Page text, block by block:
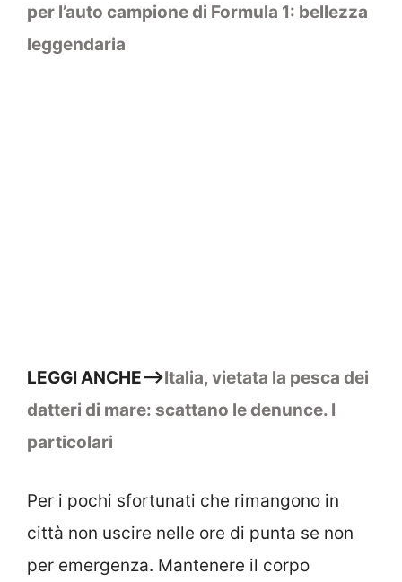
per l’auto campione di Formula 1: bellezza
leggendaria
LEGGI ANCHE–>Italia, vietata la pesca dei
datteri di mare: scattano le denunce. I
particolari
Per i pochi sfortunati che rimangono in
città non uscire nelle ore di punta se non
per emergenza. Mantenere il corpo